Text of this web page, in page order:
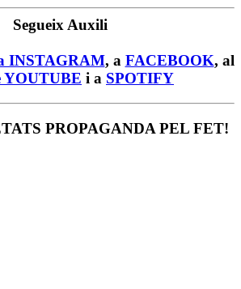
Segueix Auxili
INSTAGRAM, a FACEBOOK, al
YOUTUBE i a SPOTIFY
PROPAGANDA PEL FET!